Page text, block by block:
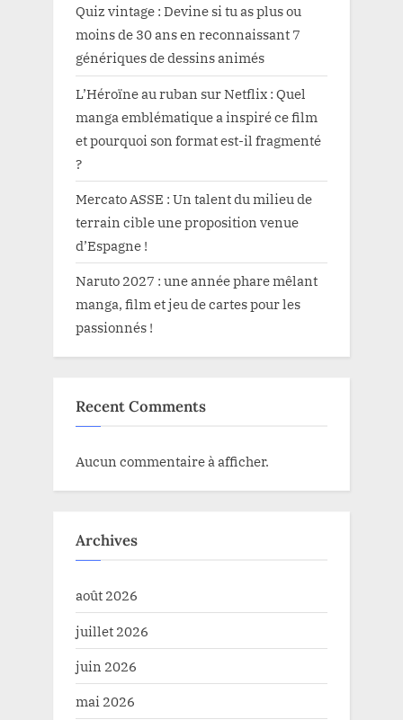
Quiz vintage : Devine si tu as plus ou
moins de 30 ans en reconnaissant 7
génériques de dessins animés
L’Héroïne au ruban sur Netflix : Quel
manga emblématique a inspiré ce film
et pourquoi son format est-il fragmenté
?
Mercato ASSE : Un talent du milieu de
terrain cible une proposition venue
d’Espagne !
Naruto 2027 : une année phare mêlant
manga, film et jeu de cartes pour les
passionnés !
Recent Comments
Aucun commentaire à afficher.
Archives
août 2026
juillet 2026
juin 2026
mai 2026